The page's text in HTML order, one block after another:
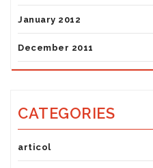
January 2012
December 2011
CATEGORIES
articol